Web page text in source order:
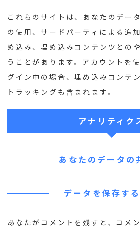
これらのサイトは、あなたのデー
の使用、サードパーティによる追
め込み、埋め込みコンテンツとの
うことがあります。アカウントを
グイン中の場合、埋め込みコンテ
トラッキングも含まれます。
アナリティク
あなたのデータの
データを保存す
あなたがコメントを残すと、コメ